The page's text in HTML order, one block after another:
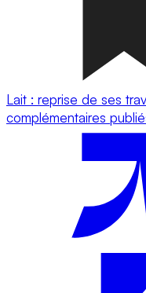
Lait : reprise de ses
complémentaires